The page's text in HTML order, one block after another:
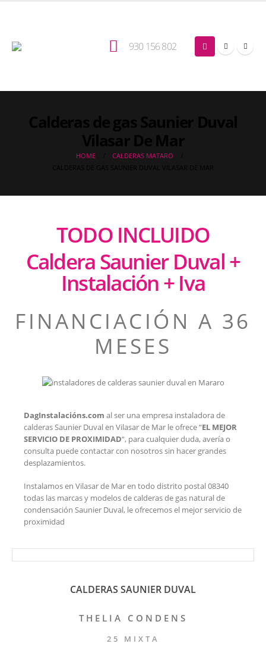
930 156 802
HOME
CALDERAS MATARO
TODO INCLUIDO
Caldera Saunier Duval +
Instalación + Iva
FINANCIACIÓN A 36
MESES
DagInstalacións.com al ser una empresa instaladora de
calderas Saunier Duval en Vilasar de Mar le ofrece “EL MEJOR
SERVICIO DE PROXIMIDAD“, para cualquier duda, avería o
consulta puede contactar con nosotros sin hacer grandes
desplazamientos.
Instalamos en Vilasar de Mar en todo distrito postal 08340
todas las marcas y modelos de calderas de gas natural de
condensación Saunier Duval, le ofrecemos el mejor servicio de
proximidad
CALDERAS SAUNIER DUVAL
THELIA CONDENS
25 MIXTA